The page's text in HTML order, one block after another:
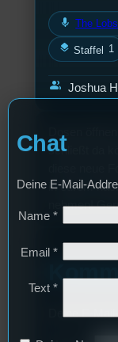
schließt da
in eurem
nehmen!
Deine E-
mic The
layers Staffel 1
group Joshua
Chat
Deine E-Mail-
Name *
Email *
Text *